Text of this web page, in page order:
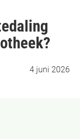
4 juni 2026